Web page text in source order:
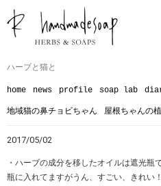
ハーブと猫と
home news profile soap lab
地域猫の鼻チョビちゃん 屋根ちゃんの
2017/05/02
・ハーブの成分を移したオイルは遮光瓶
瓶に入れてますがうん、すごい、きれい